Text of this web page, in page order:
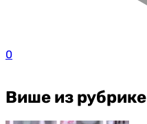
0
Више из рубрике